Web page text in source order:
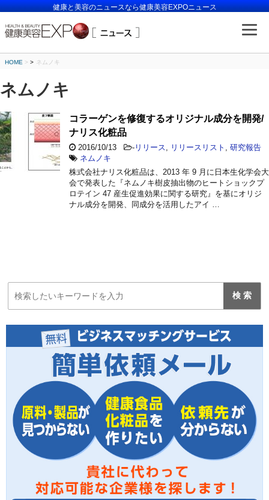
健康と美容のニュースなら健康美容EXPOニュース
HOME > ネムノキ
ネムノキ
コラーゲンを修復するオリジナル成分を開発/
ナリス化粧品
2016/10/13 - リリース リリースリスト
研究報告
ネムノキ
株式会社ナリス化粧品は、2013 年 9 月に日本生化学会大
会で発表した『ネムノキ樹皮抽出物のヒートショックプ
ロテイン 47 産生促進効果に関する研究』を基にオリジ
ナル成分を開発、同成分を活用したアイ …